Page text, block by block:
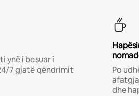
ynë i besuar i
7 gjatë qëndrimit
Po
dhe